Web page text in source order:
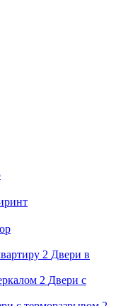
Двери в
Двери с